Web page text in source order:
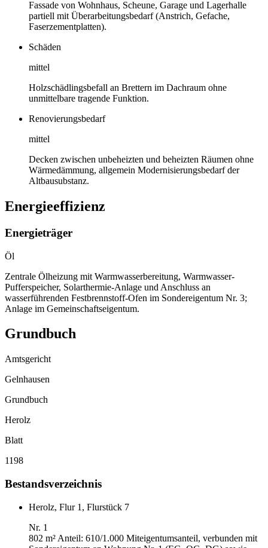
Fassade von Wohnhaus, Scheune, Garage und Lagerhalle
partiell mit Überarbeitungsbedarf (Anstrich, Gefache,
Faserzementplatten).
Schäden
mittel
Holzschädlingsbefall an Brettern im Dachraum ohne
unmittelbare tragende Funktion.
Renovierungsbedarf
mittel
Decken zwischen unbeheizten und beheizten Räumen ohne
Wärmedämmung, allgemein Modernisierungsbedarf der
Altbausubstanz.
Energieeffizienz
Energieträger
Öl
Zentrale Ölheizung mit Warmwasserbereitung, Warmwasser-
Pufferspeicher, Solarthermie-Anlage und Anschluss an
wasserführenden Festbrennstoff-Ofen im Sondereigentum Nr. 3;
Anlage im Gemeinschaftseigentum.
Grundbuch
Amtsgericht
Gelnhausen
Grundbuch
Herolz
Blatt
1198
Bestandsverzeichnis
Herolz, Flur 1, Flurstück 7
Nr. 1
802 m² Anteil: 610/1.000 Miteigentumsanteil, verbunden mit